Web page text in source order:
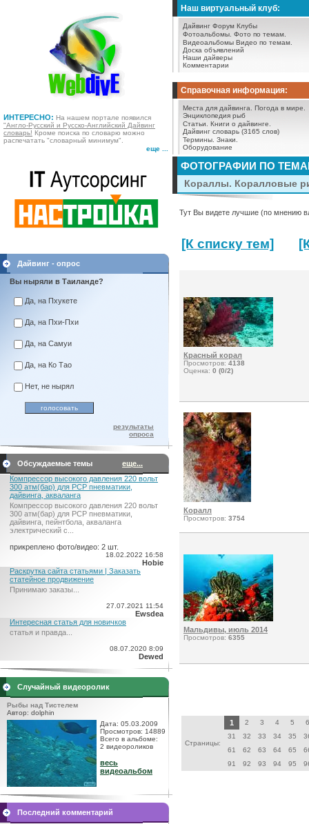
ИНТЕРЕСНО: На нашем портале появился
"Англо-Русский и Русско-Английский Дайвинг
словарь! Кроме поиска по словарю можно
распечатать "словарный минимум".
еще ...
Наш виртуальный клуб:
Дайвинг Форум Клубы
Фотоальбомы. Фото по темам.
Видеоальбомы Видео по темам.
Доска объявлений
Наши дайверы
Комментарии
Справочная информация:
Места для дайвинга.
Погода в мире.
Энциклопедия рыб
Статьи.
Книги о дайвинге.
Дайвинг словарь (3165 слов)
Термины. Знаки.
Оборудование
Дайвинг - опрос
Вы ныряли в Таиланде?
Да, на Пхукете
Да, на Пхи-Пхи
Да, на Самуи
Да, на Ко Тао
Нет, не нырял
результаты
опроса
Обсуждаемые темы
еще...
Компрессор высокого давления 220 вольт
300 атм(бар) для PCP пневматики,
дайвинга, акваланга
Компрессор высокого давления 220 вольт
300 атм(бар) для PCP пневматики,
дайвинга, пейнтбола, акваланга
электрический c...
прикреплено фото/видео: 2 шт.
18.02.2022 16:58
Hobie
Раскрутка сайта статьями | Заказать
статейное продвижение
Принимаю заказы...
27.07.2021 11:54
Ewsdea
Интересная статья для новичков
статья и правда...
08.07.2020 8:09
Dewed
Случайный видеоролик
Рыбы над Тистелем
Автор: dolphin
Дата: 05.03.2009
Просмотров: 14889
Всего в альбоме:
2 видеороликов
весь
видеоальбом
Последний комментарий
ФОТОГРАФИИ ПО
Кораллы. Коралловые
Тут Вы видете лучшие (по мнению
[К списку тем]
Красный корал
Просмотров: 4138
Оценка: 0 (0/2)
Коралл
Просмотров: 3754
Мальдивы, июль 2014
Просмотров: 6355
Страницы:
1 2 3 4 5
6
31
32 33 34 35
61
62 63 64 65
91
92 93 94 95